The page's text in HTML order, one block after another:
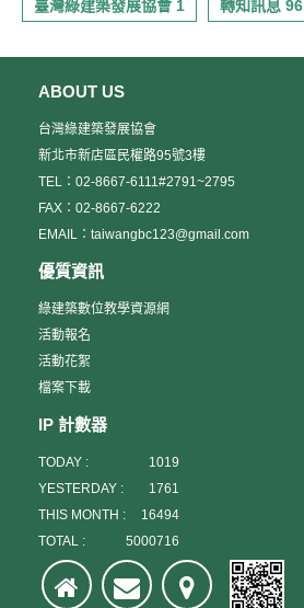
臺灣綠建築發展協會 1 轉知訊息 96
ABOUT US
台灣綠建築發展協會
新北市新店區民權路95號3樓
TEL：02-8667-6111#2791~2795
FAX：02-8667-6222
EMAIL：taiwangbc123@gmail.com
優質資訊
綠建築數位教學資源網
活動報名
活動花絮
檔案下載
IP 計數器
TODAY :
1019
YESTERDAY :
1761
THIS MONTH :
16494
TOTAL :
5000716